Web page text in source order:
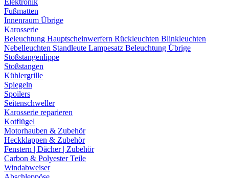
Elektronik
Fußmatten
Innenraum Übrige
Karosserie
Beleuchtung Hauptscheinwerfern Rückleuchten Blinkleuchten
Nebelleuchten Standleute Lampesatz Beleuchtung Übrige
Stoßstangenlippe
Stoßstangen
Kühlergrille
Spiegeln
Spoilers
Seitenschweller
Karosserie reparieren
Kotflügel
Motorhauben & Zubehör
Heckklappen & Zubehör
Fenstern | Dächer | Zubehör
Carbon & Polyester Teile
Windabweiser